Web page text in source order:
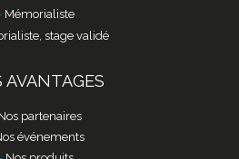
Mémorialiste
stage validé
AVANTAGES
partenaires
événements